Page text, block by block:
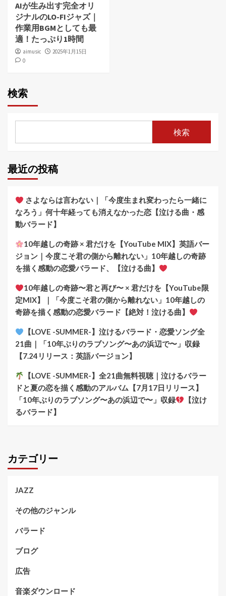
AIが生み出す完全オリ
ジナルのLO-FIジャズ｜
作業用BGMとしても最
適！たっぷり1時間
aimusic
2025年1月15日
0
検索
検索
最近の投稿
さよならは言わない｜「今度生まれ変わったら一緒に
なろう」何十年経っても消えなかった恋【泣ける曲・感
動バラード】
10年越しの奇跡 × 君だけを【YouTube MIX】英語バー
ジョン｜今度こそ君の側から離れない」10年越しの奇跡
を描く感動の恋愛バラード、【泣ける曲】
10年越しの奇跡〜君と再び〜 × 君だけを【YouTube限
定MIX】｜「今度こそ君の側から離れない」10年越しの
奇跡を描く感動の恋愛バラード【絶対！泣ける曲】
【LOVE -SUMMER-】泣けるバラード・恋愛ソング全
21曲｜「10年ぶりのラブソング〜あの浜辺で〜」収録
【7.24リリース：英語バージョン】
【LOVE -SUMMER-】全21曲無料視聴｜泣けるバラー
ドと夏の恋を描く感動のアルバム【7月17日リリース】
「10年ぶりのラブソング〜あの浜辺で〜」収録
【泣け
るバラード】
カテゴリー
JAZZ
その他のジャンル
バラード
ブログ
広告
音楽ダウンロード